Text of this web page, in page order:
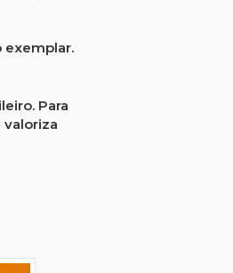
exemplar.
Para